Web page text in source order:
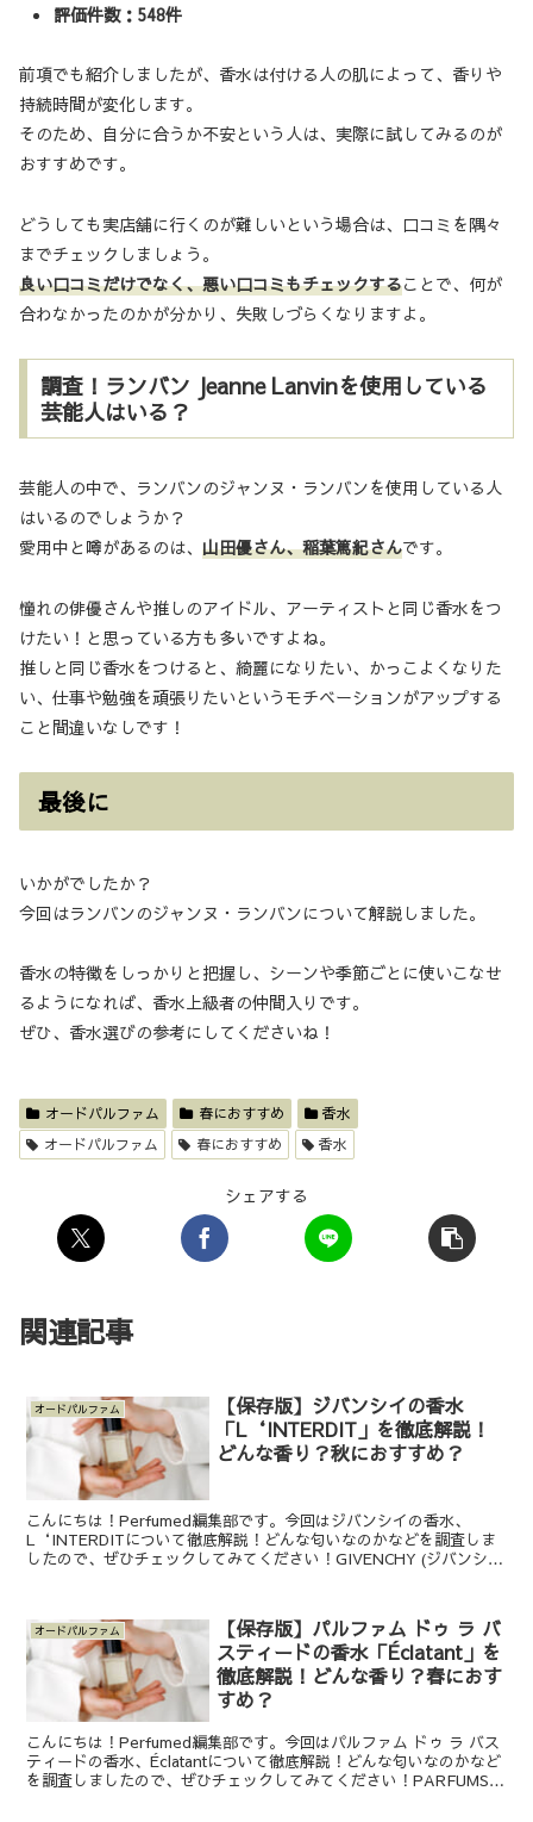
評価件数：548件
前項でも紹介しましたが、香水は付ける人の肌によって、香りや
持続時間が変化します。
そのため、自分に合うか不安という人は、実際に試してみるのが
おすすめです。
どうしても実店舗に行くのが難しいという場合は、口コミを隅々
までチェックしましょう。
良い口コミだけでなく、悪い口コミもチェックすることで、何が
合わなかったのかが分かり、失敗しづらくなりますよ。
調査！ランバン Jeanne Lanvinを使用している
芸能人はいる？
芸能人の中で、ランバンのジャンヌ・ランバンを使用している人
はいるのでしょうか？
愛用中と噂があるのは、 山田優さん、稲葉篤紀さんです。
憧れの俳優さんや推しのアイドル、アーティストと同じ香水をつ
けたい！と思っている方も多いですよね。
推しと同じ香水をつけると、綺麗になりたい、かっこよくなりた
い、仕事や勉強を頑張りたいというモチベーションがアップする
こと間違いなしです！
最後に
いかがでしたか？
今回はランバンのジャンヌ・ランバンについて解説しました。
香水の特徴をしっかりと把握し、シーンや季節ごとに使いこなせ
るようになれば、香水上級者の仲間入りです。
ぜひ、香水選びの参考にしてくださいね！
オードパルファム 春におすすめ
香水
オードパルファム
春におすすめ 香水
シェアする
関連記事
オードパルファム
【保存版】ジバンシイの香水
「L‘INTERDIT」を徹底解説！
どんな香り？秋におすすめ？
こんにちは！Perfumed編集部です。今回はジバンシイの香水、
L‘INTERDITについて徹底解説！どんな匂いなのかなどを調査しま
したので、ぜひチェックしてみてください！GIVENCHY (ジバンシ
オードパルファム
【保存版】パルファム ドゥ ラ バ
スティードの香水「Éclatant」を
徹底解説！どんな香り？春におす
すめ？
こんにちは！Perfumed編集部です。今回はパルファム ドゥ ラ バス
ティードの香水、Éclatantについて徹底解説！どんな匂いなのかなど
を調査しましたので、ぜひチェックしてみてください！PARFUMS